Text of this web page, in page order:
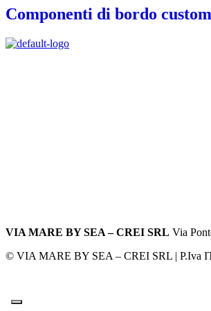
Componenti di bordo
VIA MARE BY SEA – CREI SRL Via
© VIA MARE BY SEA – CREI SRL | P.Iva